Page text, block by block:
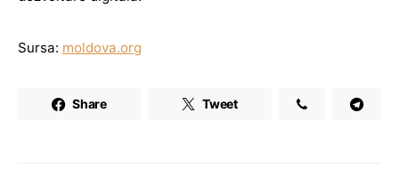
Sursa: moldova.org
Share Tweet